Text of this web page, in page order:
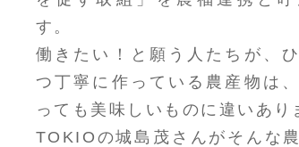
す。
働きたい！と願う人たちが、
つ丁寧に作っている農産物は
っても美味しいものに違いあり
TOKIOの城島茂さんがそんな